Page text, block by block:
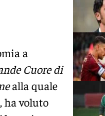
a
Cuore di
alla quale
ha voluto